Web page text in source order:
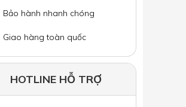
Bảo hành nhanh chóng
Giao hàng toàn quốc
HOTLINE HỖ TRỢ